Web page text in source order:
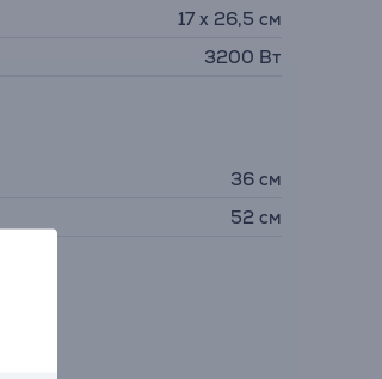
17 х 26,5 см
3200 Вт
36 см
52 см